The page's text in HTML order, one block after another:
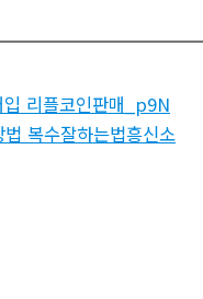
리플코인판매_p9N
복수잘하는법흥신소